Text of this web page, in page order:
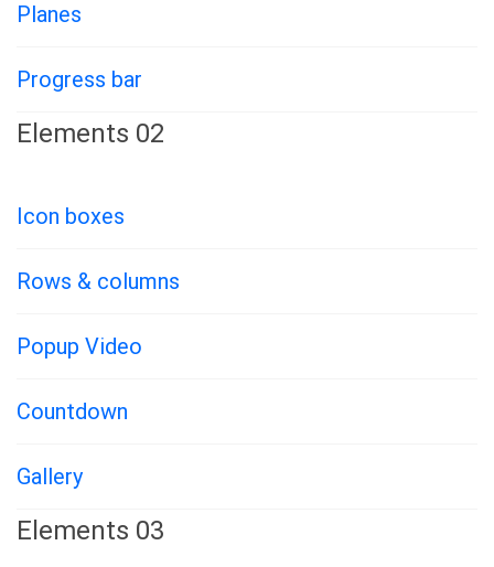
Planes
Progress bar
Elements 02
Icon boxes
Rows & columns
Popup Video
Countdown
Gallery
Elements 03